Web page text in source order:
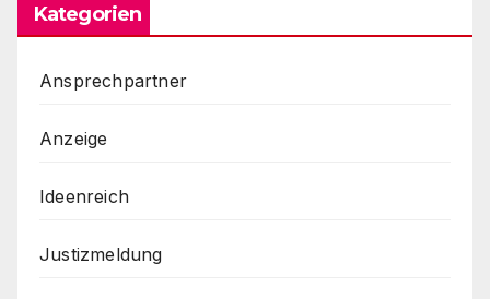
Kategorien
Ansprechpartner
Anzeige
Ideenreich
Justizmeldung